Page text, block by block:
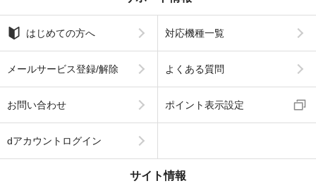
はじめての方へ 対応機種一覧
メールサービス登録/解除 よくある質問
お問い合わせ ポイント表示設定
dアカウントログイン
サイト情報